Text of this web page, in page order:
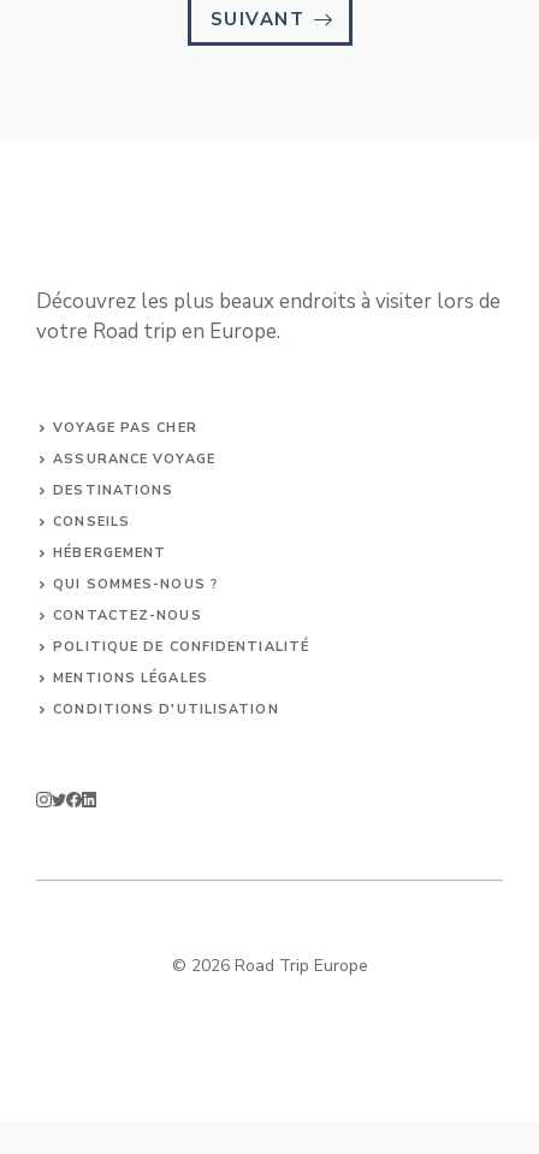
SUIVANT
Découvrez les plus beaux endroits à visiter lors de
votre Road trip en Europe.
VOYAGE PAS CHER
ASSURANCE VOYAGE
DESTINATIONS
CONSEILS
HÉBERGEMENT
QUI SOMMES-NOUS ?
CONTACTEZ-NOUS
POLITIQUE DE CONFIDENTIALITÉ
MENTIONS LÉGALES
CONDITIONS D'UTILISATION
© 2026 Road Trip Europe